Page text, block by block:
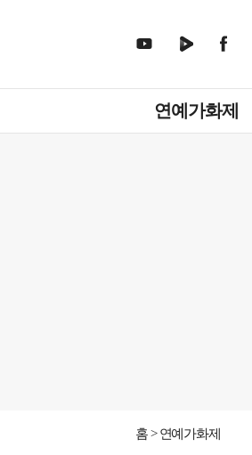
뉴
연예가화제
홈 연예가화제